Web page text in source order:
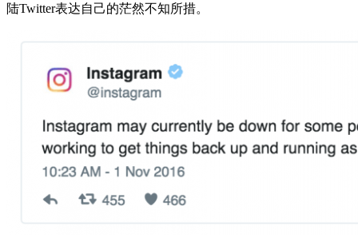
陆Twitter表达自己的茫然不知所措。